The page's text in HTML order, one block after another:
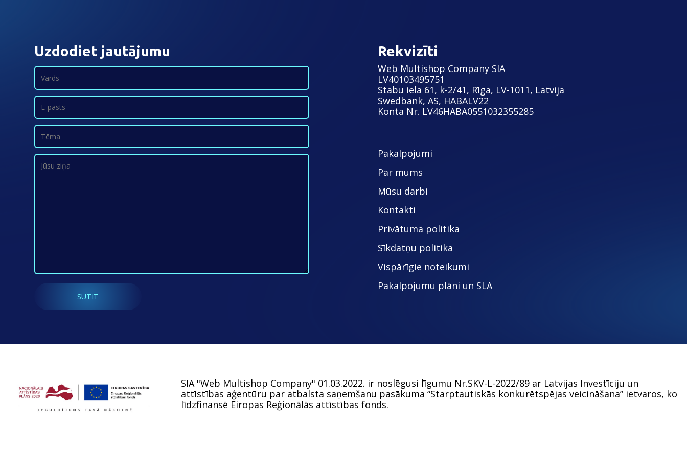
Uzdodiet jautājumu Rekvizīti
Web Multishop Company SIA
LV40103495751
Stabu iela 61, k-2/41, Rīga, LV-1011, Latvija
Swedbank, AS, HABALV22
Konta Nr. LV46HABA0551032355285
Pakalpojumi
Par mums
Mūsu darbi
Kontakti
Privātuma politika
Sīkdatņu politika
Vispārīgie noteikumi
Pakalpojumu plāni un SLA
SIA "Web Multishop Company" 01.03.2022. ir noslēgusi līgumu Nr.SKV-L-2022/89 ar Latvijas Investīciju un
attīstības aģentūru par atbalsta saņemšanu pasākuma “Starptautiskās konkurētspējas veicināšana” ietvaros, ko
līdzfinansē Eiropas Reģionālās attīstības fonds.